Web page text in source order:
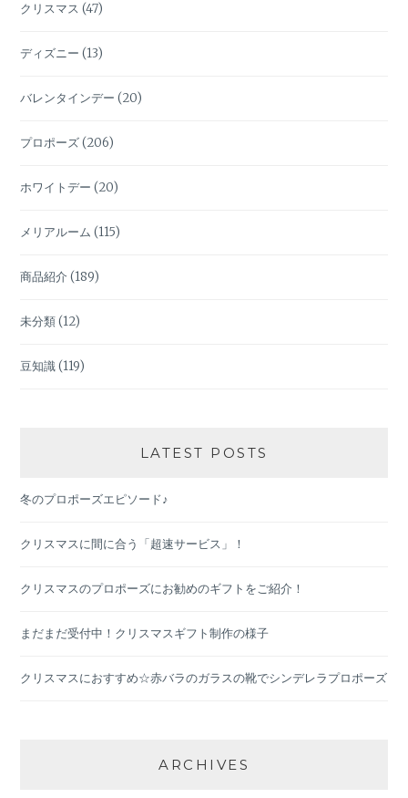
クリスマス (47)
ディズニー (13)
バレンタインデー (20)
プロポーズ(206)
ホワイトデー (20)
メリアルーム (115)
商品紹介 (189)
未分類(12)
豆知識(119)
LATEST POSTS
冬のプロポーズエピソード♪
クリスマスに間に合う「超速サービス」！
クリスマスのプロポーズにお勧めのギフトをご紹介！
まだまだ受付中！クリスマスギフト制作の様子
クリスマスにおすすめ☆赤バラのガラスの靴でシンデレラプロポーズ
ARCHIVES